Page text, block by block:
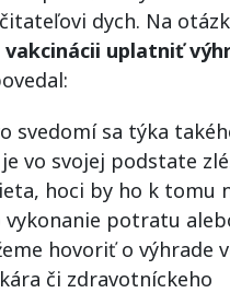
dych. Na
uplatniť
svedomí sa týka
vo svojej podstate
hoci by ho k tomu
vykonanie potratu
hovoriť o výhrade
či zdravotníckeho